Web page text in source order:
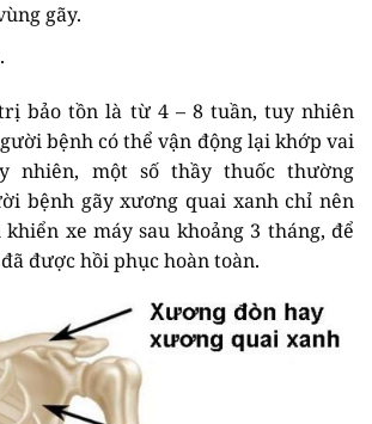
gãy.
bảo tồn là từ 4 – 8 tuần, tuy nhiên
bệnh có thể vận động lại khớp vai
nhiên, một số thầy thuốc thường
bệnh gãy xương quai xanh chỉ nên
xe máy sau khoảng 3 tháng, để
được hồi phục hoàn toàn.